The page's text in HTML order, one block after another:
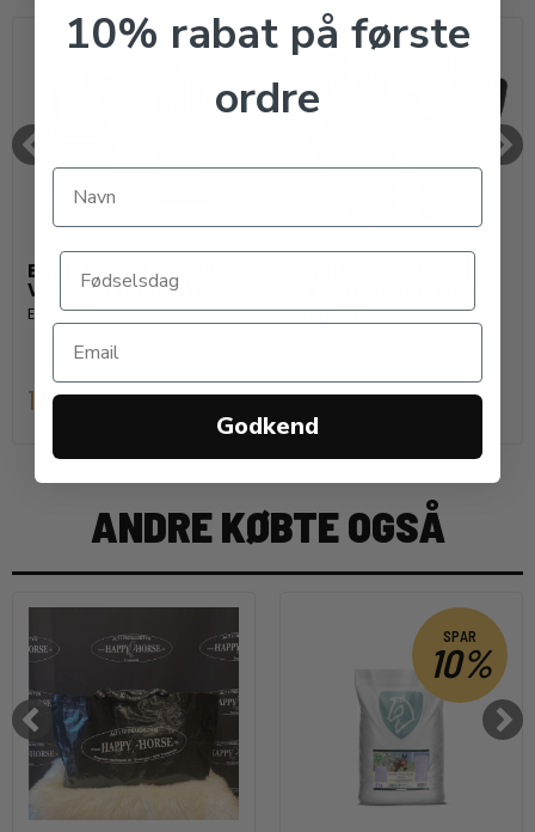
EQUIPAGE SUSANNA
Vinterridehandsker
Equipage
169,00 DKK
Equipage
149,00 DKK
ANDRE KØBTE OGSÅ
SPAR
10%
10% rabat på første
ordre
Godkend